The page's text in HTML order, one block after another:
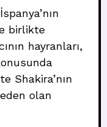
birlikte
hayranları,
Shakira’nın
olan